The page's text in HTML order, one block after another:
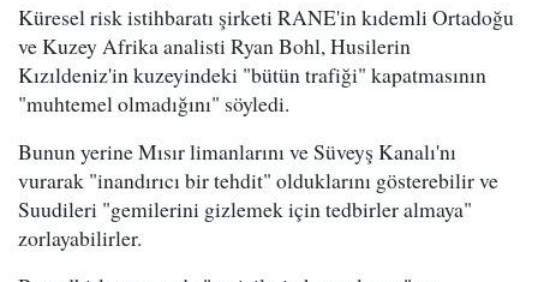
Küresel risk istihbaratı şirketi RANE'in kıdemli Ortadoğu
ve Kuzey Afrika analisti Ryan Bohl, Husilerin
Kızıldeniz'in kuzeyindeki "bütün trafiği" kapatmasının
"muhtemel olmadığını" söyledi.
Bunun yerine Mısır limanlarını ve Süveyş Kanalı'nı
vurarak "inandırıcı bir tehdit" olduklarını gösterebilir ve
Suudileri "gemilerini gizlemek için tedbirler almaya"
zorlayabilirler.